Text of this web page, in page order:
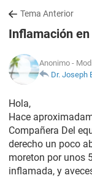
Tema Anterior
Inflamación
Anonimo -
Dr. Joseph
Hola,
Hace
Compañera Del
derecho un poco
moreton por unos
inflamada, y